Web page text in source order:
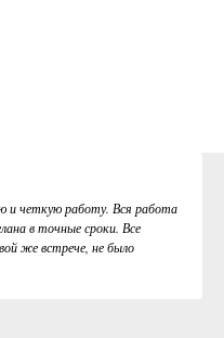
и четкую работу. Вся работа
в точные сроки. Все
же встрече, не было